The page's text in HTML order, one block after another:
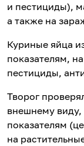
и пестициды),
а также на
Куриные яйца
показателям,
пестициды,
Творог
внешнему виду,
показателям
на